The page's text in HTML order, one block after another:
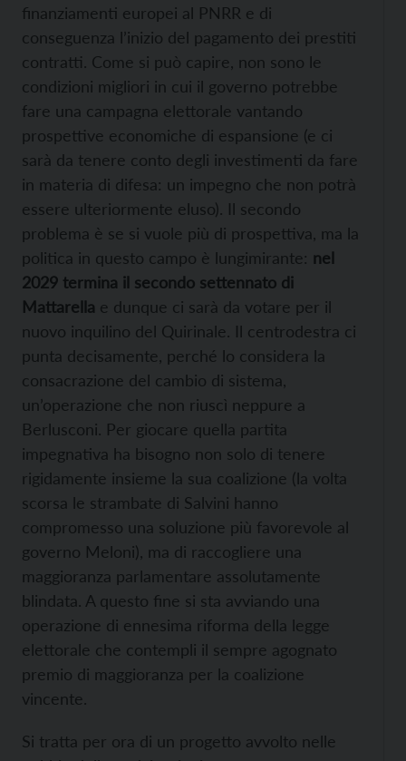
finanziamenti europei al PNRR e di
conseguenza l’inizio del pagamento dei prestiti
contratti. Come si può capire, non sono le
condizioni migliori in cui il governo potrebbe
fare una campagna elettorale vantando
prospettive economiche di espansione (e ci
sarà da tenere conto degli investimenti da fare
in materia di difesa: un impegno che non potrà
essere ulteriormente eluso). Il secondo
problema è se si vuole più di prospettiva, ma la
politica in questo campo è lungimirante: nel
2029 termina il secondo settennato di
Mattarella e dunque ci sarà da votare per il
nuovo inquilino del Quirinale. Il centrodestra ci
punta decisamente, perché lo considera la
consacrazione del cambio di sistema,
un’operazione che non riuscì neppure a
Berlusconi. Per giocare quella partita
impegnativa ha bisogno non solo di tenere
rigidamente insieme la sua coalizione (la volta
scorsa le strambate di Salvini hanno
compromesso una soluzione più favorevole al
governo Meloni), ma di raccogliere una
maggioranza parlamentare assolutamente
blindata. A questo fine si sta avviando una
operazione di ennesima riforma della legge
elettorale che contempli il sempre agognato
premio di maggioranza per la coalizione
vincente.
Si tratta per ora di un progetto avvolto nelle